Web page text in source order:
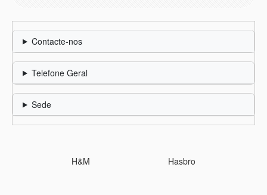
Contacte-nos
Telefone Geral
Sede
H&M Hasbro